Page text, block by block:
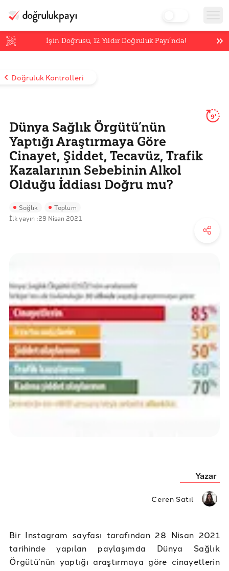
İşin Doğrusu,12 Yıldır Doğruluk Payı’nda!
Doğruluk Kontrolleri
Dünya Sağlık Örgütü’nün
Yaptığı Araştırmaya Göre
Cinayet, Şiddet, Tecavüz, Trafik
Kazalarının Sebebinin Alkol
Olduğu İddiası Doğru mu?
9'
Sağlık Toplum
İlk yayın :29 Nisan 2021
Yazar
Ceren Satıl
Bir Instagram sayfası tarafından 28 Nisan 2021
tarihinde yapılan paylaşımda Dünya Sağlık
Örgütü’nün yaptığı araştırmaya göre cinayetlerin